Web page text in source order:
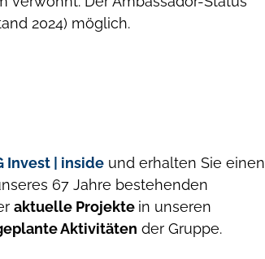
2024) möglich.
Invest | inside und erhalten Sie einen
67 Jahre bestehenden
aktuelle Projekte in unseren
Aktivitäten der Gruppe.